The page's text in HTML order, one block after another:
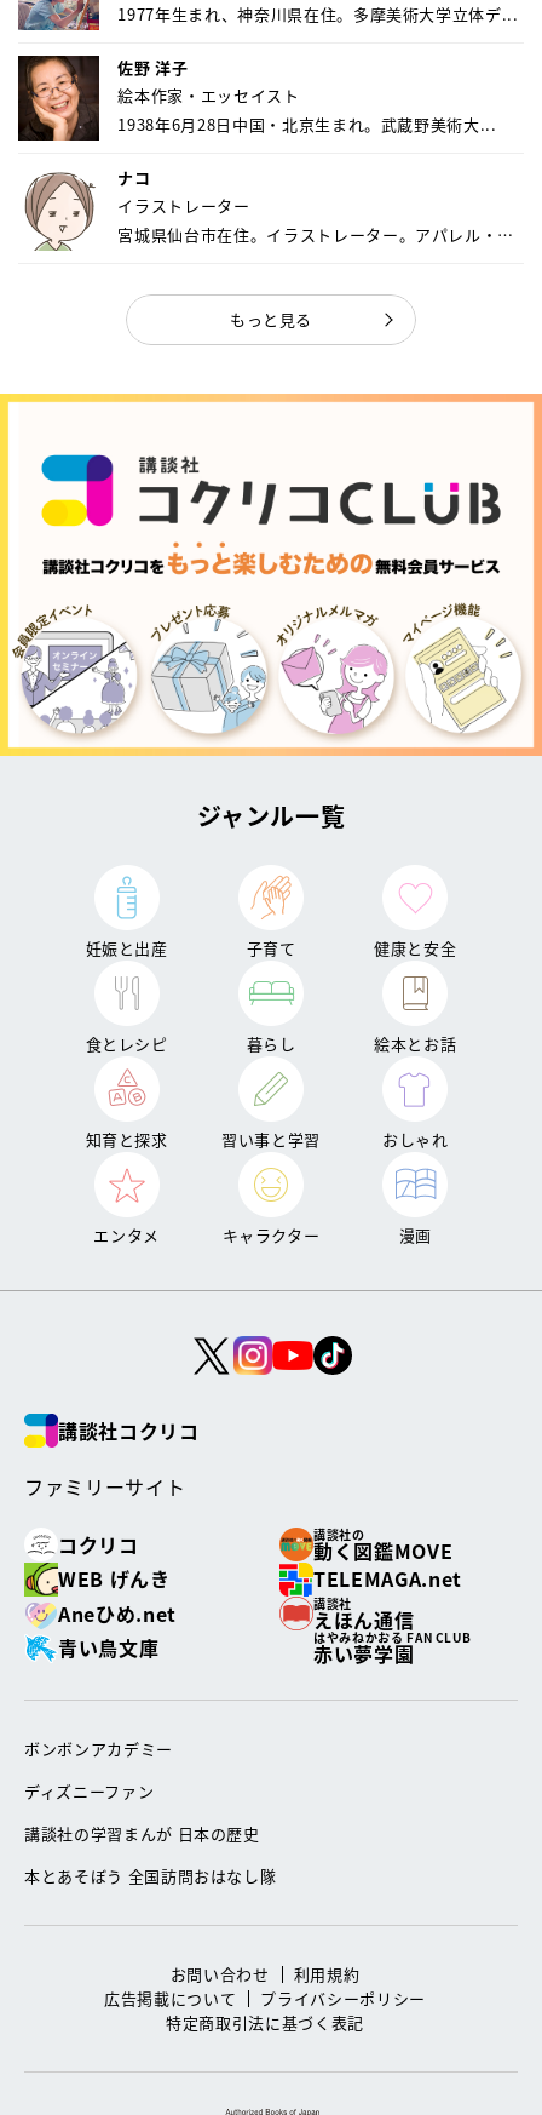
1977年生まれ、神奈川県在住。多摩美術大学立体デ...
佐野 洋子
絵本作家・エッセイスト
1938年6月28日中国・北京生まれ。武蔵野美術大...
ナコ
イラストレーター
宮城県仙台市在住。イラストレーター。アパレル・キ
もっと見る
ジャンル一覧
妊娠と出産 子育て 健康と安全
食とレシピ 暮らし 絵本とお話
知育と探求 習い事と学習 おしゃれ
エンタメ キャラクター 漫画
講談社コクリコ
ファミリーサイト
コクリコ
講談社の
動く図鑑MOVE
WEB げんき
TELEMAGA.net
Aneひめ.net
講談社
えほん通信
青い鳥文庫
はやみねかおる FAN CLUB
赤い夢学園
ボンボンアカデミー
ディズニーファン
講談社の学習まんが 日本の歴史
本とあそぼう 全国訪問おはなし隊
お問い合わせ
利用規約
広告掲載について
プライバシーポリシー
特定商取引法に基づく表記